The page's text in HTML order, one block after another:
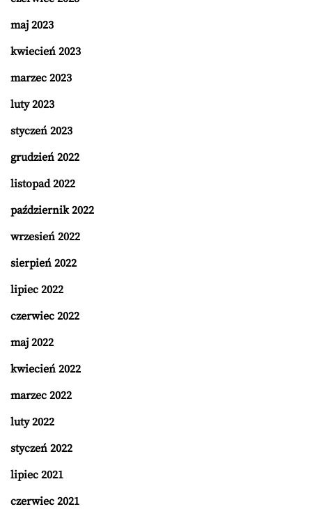
maj 2023
kwiecień 2023
marzec 2023
luty 2023
styczeń 2023
grudzień 2022
listopad 2022
październik 2022
wrzesień 2022
sierpień 2022
lipiec 2022
czerwiec 2022
maj 2022
kwiecień 2022
marzec 2022
luty 2022
styczeń 2022
lipiec 2021
czerwiec 2021